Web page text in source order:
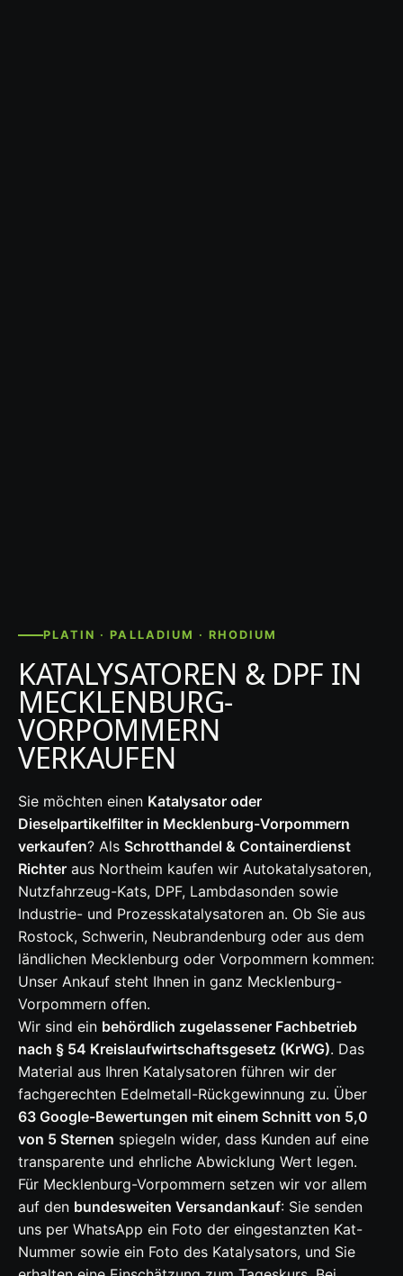
PLATIN · PALLADIUM · RHODIUM
KATALYSATOREN & DPF IN
MECKLENBURG-
VORPOMMERN
VERKAUFEN
Sie möchten einen Katalysator oder
Dieselpartikelfilter in Mecklenburg-Vorpommern
verkaufen? Als Schrotthandel & Containerdienst
Richter aus Northeim kaufen wir Autokatalysatoren,
Nutzfahrzeug-Kats, DPF, Lambdasonden sowie
Industrie- und Prozesskatalysatoren an. Ob Sie aus
Rostock, Schwerin, Neubrandenburg oder aus dem
ländlichen Mecklenburg oder Vorpommern kommen:
Unser Ankauf steht Ihnen in ganz Mecklenburg-
Vorpommern offen.
Wir sind ein behördlich zugelassener Fachbetrieb
nach § 54 Kreislaufwirtschaftsgesetz (KrWG). Das
Material aus Ihren Katalysatoren führen wir der
fachgerechten Edelmetall-Rückgewinnung zu. Über
63 Google-Bewertungen mit einem Schnitt von 5,0
von 5 Sternen spiegeln wider, dass Kunden auf eine
transparente und ehrliche Abwicklung Wert legen.
Für Mecklenburg-Vorpommern setzen wir vor allem
auf den bundesweiten Versandankauf: Sie senden
uns per WhatsApp ein Foto der eingestanzten Kat-
Nummer sowie ein Foto des Katalysators, und Sie